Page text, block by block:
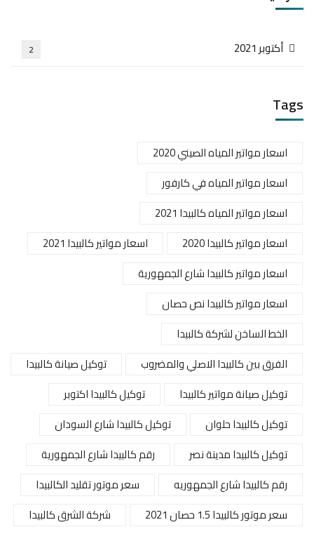
أكتوبر 2021 2
Tags
اسعار مواتير المياه الصيني 2020
اسعار مواتير المياه في كارفور
اسعار مواتير المياه كالبيدا 2021
اسعار مواتير كالبيدا 2020
اسعار مواتير كالبيدا 2021
اسعار مواتير كالبيدا شارع الجمهورية
اسعار مواتير كالبيدا نص حصان
الخط الساخن لشركة كالبيدا
الفرق بين كالبيدا الاصلي والمضروب
توكيل صيانة كالبيدا
توكيل صيانة مواتير كالبيدا
توكيل كالبيدا اكتوبر
توكيل كالبيدا حلوان
توكيل كالبيدا شارع السودان
توكيل كالبيدا مدينة نصر
رقم كالبيدا شارع الجمهورية
رقم كالبيدا شارع الجمهوريه
سعر موتور تقليد الكالبيدا
سعر موتور كالبيدا 1.5 حصان 2021
شركة الشرق كالبيدا